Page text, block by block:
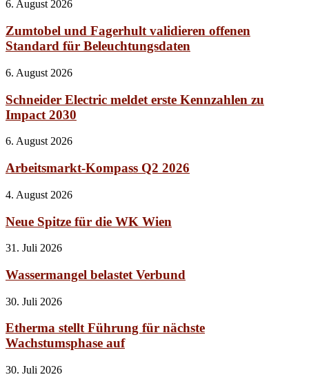
6. August 2026
Zumtobel und Fagerhult validieren offenen
Standard für Beleuchtungsdaten
6. August 2026
Schneider Electric meldet erste Kennzahlen zu
Impact 2030
6. August 2026
Arbeitsmarkt-Kompass Q2 2026
4. August 2026
Neue Spitze für die WK Wien
31. Juli 2026
Wassermangel belastet Verbund
30. Juli 2026
Etherma stellt Führung für nächste
Wachstumsphase auf
30. Juli 2026